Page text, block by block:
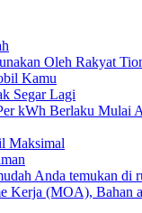
Oleh Rakyat
Kamu
Segar Lagi
kWh Berlaku Mulai
Maksimal
Anda temukan di
Kerja (MOA), Bahan